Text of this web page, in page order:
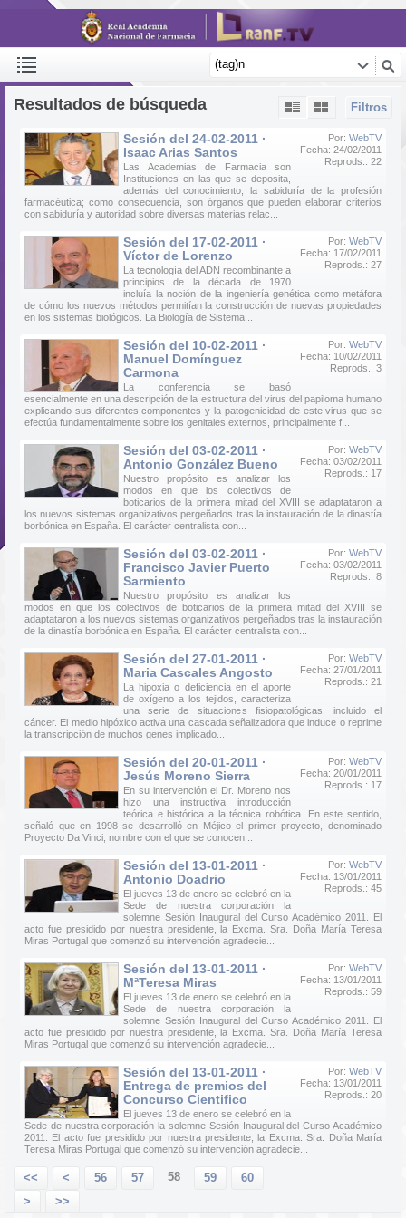
Filtros
Resultados de búsqueda
Por: WebTV
Fecha: 24/02/2011
Reprods.: 22
Sesión del 24-02-2011 ·
Isaac Arias Santos
Las Academias de Farmacia son
Instituciones en las que se deposita,
además del conocimiento, la sabiduría de la profesión
farmacéutica; como consecuencia, son órganos que pueden elaborar criterios
con sabiduría y autoridad sobre diversas materias relac...
Por: WebTV
Fecha: 17/02/2011
Reprods.: 27
Sesión del 17-02-2011 ·
Víctor de Lorenzo
La tecnología del ADN recombinante a
principios de la década de 1970
incluía la noción de la ingeniería genética como metáfora
de cómo los nuevos métodos permitían la construcción de nuevas propiedades
en los sistemas biológicos. La Biología de Sistema...
Por: WebTV
Fecha: 10/02/2011
Reprods.: 3
Sesión del 10-02-2011 ·
Manuel Domínguez
Carmona
La conferencia se basó
esencialmente en una descripción de la estructura del virus del papiloma humano
explicando sus diferentes componentes y la patogenicidad de este virus que se
efectúa fundamentalmente sobre los genitales externos, principalmente f...
Por: WebTV
Fecha: 03/02/2011
Reprods.: 17
Sesión del 03-02-2011 ·
Antonio González Bueno
Nuestro propósito es analizar los
modos en que los colectivos de
boticarios de la primera mitad del XVIII se adaptataron a
los nuevos sistemas organizativos pergeñados tras la instauración de la dinastía
borbónica en España. El carácter centralista con...
Por: WebTV
Fecha: 03/02/2011
Reprods.: 8
Sesión del 03-02-2011 ·
Francisco Javier Puerto
Sarmiento
Nuestro propósito es analizar los
modos en que los colectivos de boticarios de la primera mitad del XVIII se
adaptataron a los nuevos sistemas organizativos pergeñados tras la instauración
de la dinastía borbónica en España. El carácter centralista con...
Por: WebTV
Fecha: 27/01/2011
Reprods.: 21
Sesión del 27-01-2011 ·
Maria Cascales Angosto
La hipoxia o deficiencia en el aporte
de oxígeno a los tejidos, caracteriza
una serie de situaciones fisiopatológicas, incluido el
cáncer. El medio hipóxico activa una cascada señalizadora que induce o reprime
la transcripción de muchos genes implicado...
Por: WebTV
Fecha: 20/01/2011
Reprods.: 17
Sesión del 20-01-2011 ·
Jesús Moreno Sierra
En su intervención el Dr. Moreno nos
hizo una instructiva introducción
teórica e histórica a la técnica robótica. En este sentido,
señaló que en 1998 se desarrolló en Méjico el primer proyecto, denominado
Proyecto Da Vinci, nombre con el que se conocen...
Por: WebTV
Fecha: 13/01/2011
Reprods.: 45
Sesión del 13-01-2011 ·
Antonio Doadrio
El jueves 13 de enero se celebró en la
Sede de nuestra corporación la
solemne Sesión Inaugural del Curso Académico 2011. El
acto fue presidido por nuestra presidente, la Excma. Sra. Doña María Teresa
Miras Portugal que comenzó su intervención agradecie...
Por: WebTV
Fecha: 13/01/2011
Reprods.: 59
Sesión del 13-01-2011 ·
MªTeresa Miras
El jueves 13 de enero se celebró en la
Sede de nuestra corporación la
solemne Sesión Inaugural del Curso Académico 2011. El
acto fue presidido por nuestra presidente, la Excma. Sra. Doña María Teresa
Miras Portugal que comenzó su intervención agradecie...
Por: WebTV
Fecha: 13/01/2011
Reprods.: 20
Sesión del 13-01-2011 ·
Entrega de premios del
Concurso Cientifico
El jueves 13 de enero se celebró en la
Sede de nuestra corporación la solemne Sesión Inaugural del Curso Académico
2011. El acto fue presidido por nuestra presidente, la Excma. Sra. Doña María
Teresa Miras Portugal que comenzó su intervención agradecie...
<< < 56 57 58 59
60
>
>>